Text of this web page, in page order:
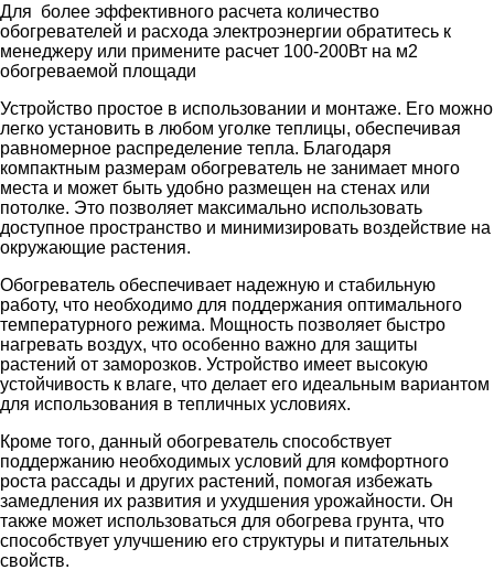
Для более эффективного расчета количество
обогревателей и расхода электроэнергии обратитесь к
менеджеру или примените расчет 100-200Вт на м2
обогреваемой площади
Устройство простое в использовании и монтаже. Его можно
легко установить в любом уголке теплицы, обеспечивая
равномерное распределение тепла. Благодаря
компактным размерам обогреватель не занимает много
места и может быть удобно размещен на стенах или
потолке. Это позволяет максимально использовать
доступное пространство и минимизировать воздействие на
окружающие растения.
Обогреватель обеспечивает надежную и стабильную
работу, что необходимо для поддержания оптимального
температурного режима. Мощность позволяет быстро
нагревать воздух, что особенно важно для защиты
растений от заморозков. Устройство имеет высокую
устойчивость к влаге, что делает его идеальным вариантом
для использования в тепличных условиях.
Кроме того, данный обогреватель способствует
поддержанию необходимых условий для комфортного
роста рассады и других растений, помогая избежать
замедления их развития и ухудшения урожайности. Он
также может использоваться для обогрева грунта, что
способствует улучшению его структуры и питательных
свойств.